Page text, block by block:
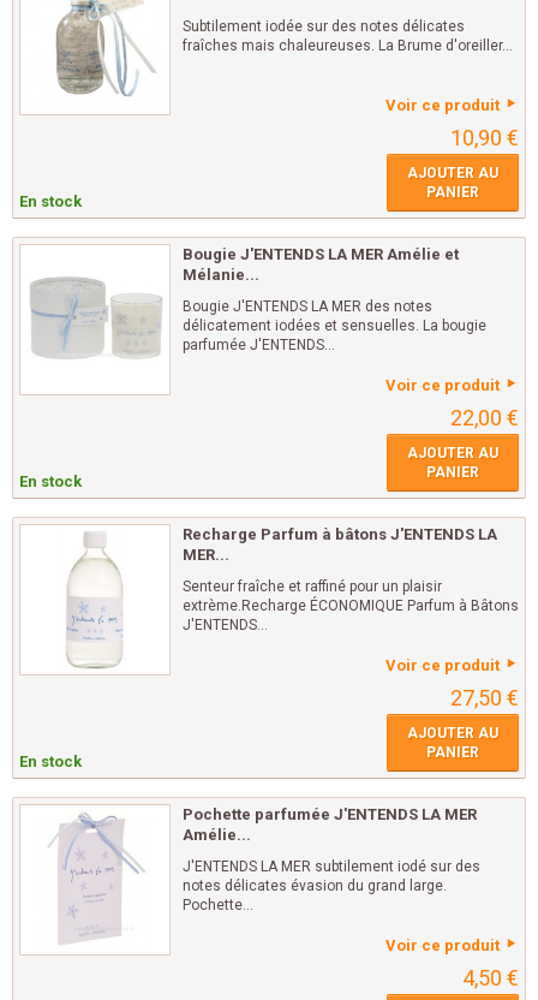
Subtilement iodée sur des notes délicates
fraîches mais chaleureuses. La Brume d'oreiller...
Voir ce produit
10,90 €
En stock
AJOUTER AU
PANIER
Bougie J'ENTENDS LA MER Amélie et
Mélanie...
Bougie J'ENTENDS LA MER des notes
délicatement iodées et sensuelles. La bougie
parfumée J'ENTENDS...
Voir ce produit
22,00 €
En stock
AJOUTER AU
PANIER
Recharge Parfum à bâtons J'ENTENDS LA
MER...
Senteur fraîche et raffiné pour un plaisir
extrème.Recharge ÉCONOMIQUE Parfum à Bâtons
J'ENTENDS...
Voir ce produit
27,50 €
En stock
AJOUTER AU
PANIER
Pochette parfumée J'ENTENDS LA MER
Amélie...
J'ENTENDS LA MER subtilement iodé sur des
notes délicates évasion du grand large.
Pochette...
Voir ce produit
4,50 €